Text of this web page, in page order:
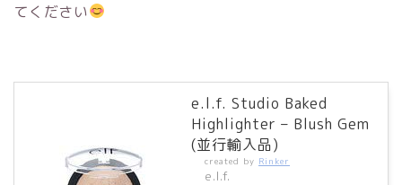
てください
e.l.f. Studio Baked
Highlighter – Blush Gem
(並行輸入品)
created by Rinker
e.l.f.